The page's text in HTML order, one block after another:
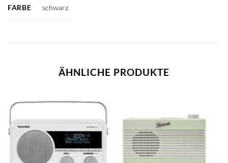
FARBE schwarz
ÄHNLICHE PRODUKTE